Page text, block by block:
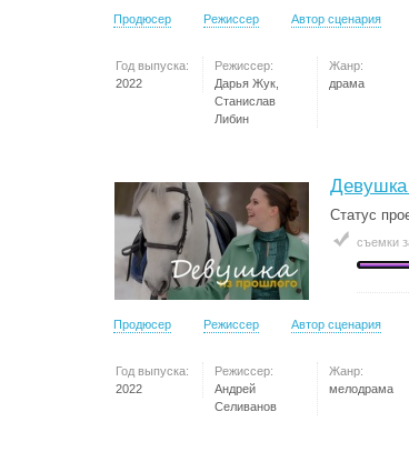
Продюсер Режиссер Автор сценария
Год выпуска:
2022
Режиссер:
Дарья Жук,
Станислав
Либин
Жанр:
драма
Статус
съемки
Продюсер Режиссер Автор сценария
Год выпуска:
2022
Режиссер:
Андрей
Селиванов
Жанр:
мелодрама